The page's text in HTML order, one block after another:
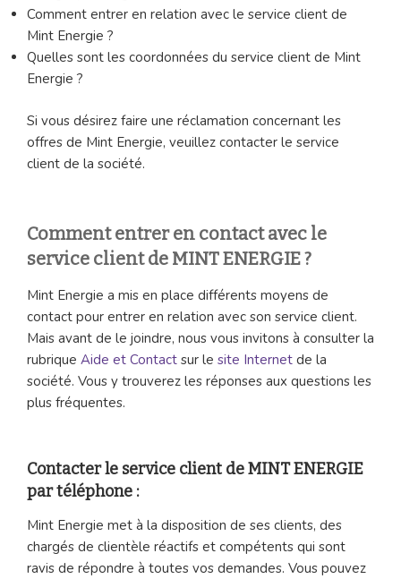
Comment entrer en relation avec le service client de
Mint Energie ?
Quelles sont les coordonnées du service client de Mint
Energie ?
Si vous désirez faire une réclamation concernant les
offres de Mint Energie, veuillez contacter le service
client de la société.
Comment entrer en contact avec le
service client de MINT ENERGIE ?
Mint Energie a mis en place différents moyens de
contact pour entrer en relation avec son service client.
Mais avant de le joindre, nous vous invitons à consulter la
rubrique Aide et Contact sur le site Internet de la
société. Vous y trouverez les réponses aux questions les
plus fréquentes.
Contacter le service client de MINT ENERGIE
par téléphone :
Mint Energie met à la disposition de ses clients, des
chargés de clientèle réactifs et compétents qui sont
ravis de répondre à toutes vos demandes. Vous pouvez